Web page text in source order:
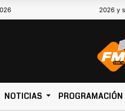
7 de Agosto de 2026 y son las
NOTICIAS PROGRAMACIÓN